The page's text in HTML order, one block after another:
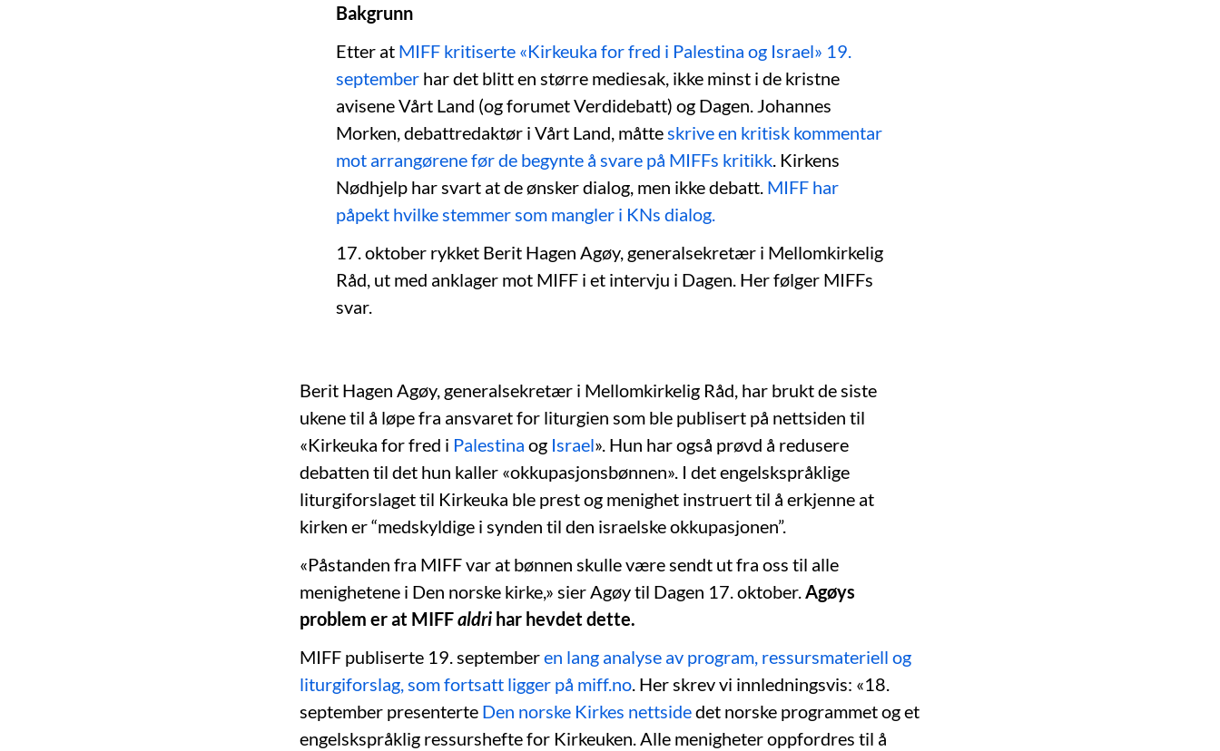
Bakgrunn
Etter at MIFF kritiserte «Kirkeuka for fred i Palestina og Israel» 19.
september har det blitt en større mediesak, ikke minst i de kristne
avisene Vårt Land (og forumet Verdidebatt) og Dagen. Johannes
Morken, debattredaktør i Vårt Land, måtteskrive en kritisk kommentar
mot arrangørene før de begynte å svare på MIFFs kritikk. Kirkens
Nødhjelp har svart at de ønsker dialog, men ikke debatt. MIFF har
påpekt hvilke stemmer som mangler i KNs dialog.
17. oktober rykket Berit Hagen Agøy, generalsekretær i Mellomkirkelig
Råd, ut med anklager mot MIFF i et intervju i Dagen. Her følger MIFFs
svar.
Berit Hagen Agøy, generalsekretær i Mellomkirkelig Råd, har brukt de siste
ukene til å løpe fra ansvaret for liturgien som ble publisert på nettsiden til
«Kirkeuka for fred i Palestina og Israel». Hun har også prøvd å redusere
debatten til det hun kaller «okkupasjonsbønnen». I det engelskspråklige
liturgiforslaget til Kirkeuka ble prest og menighet instruert til å erkjenne at
kirken er “medskyldige i synden til den israelske okkupasjonen”.
«Påstanden fra MIFF var at bønnen skulle være sendt ut fra oss til alle
menighetene i Den norske kirke,» sier Agøy til Dagen 17. oktober.Agøys
problem er at MIFFaldri har hevdet dette.
MIFF publiserte 19. septemberen lang analyse av program, ressursmateriell og
liturgiforslag, som fortsatt ligger på miff.no. Her skrev vi innledningsvis: «18.
september presenterte Den norske Kirkes nettsidedet norske programmet og et
engelskspråklig ressurshefte for Kirkeuken. Alle menigheter oppfordres til å